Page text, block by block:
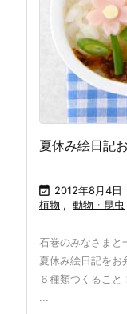
夏休み絵日記
 2012年8月4日
植物 , 動物・昆虫
石巻のみなさまと
夏休み絵日記をお
６種類つくるこ
...